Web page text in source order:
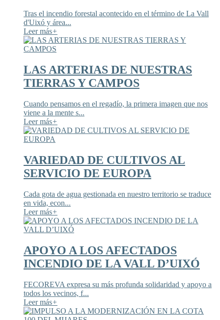
Tras el incendio forestal acontecido en el término de La Vall
d'Uixó y área...
Leer más+
LAS ARTERIAS DE NUESTRAS
TIERRAS Y CAMPOS
Cuando pensamos en el regadío, la primera imagen que nos
viene a la mente s...
Leer más+
VARIEDAD DE CULTIVOS AL
SERVICIO DE EUROPA
Cada gota de agua gestionada en nuestro territorio se traduce
en vida, econ...
Leer más+
APOYO A LOS AFECTADOS
INCENDIO DE LA VALL D’UIXÓ
FECOREVA expresa su más profunda solidaridad y apoyo a
todos los vecinos, f...
Leer más+